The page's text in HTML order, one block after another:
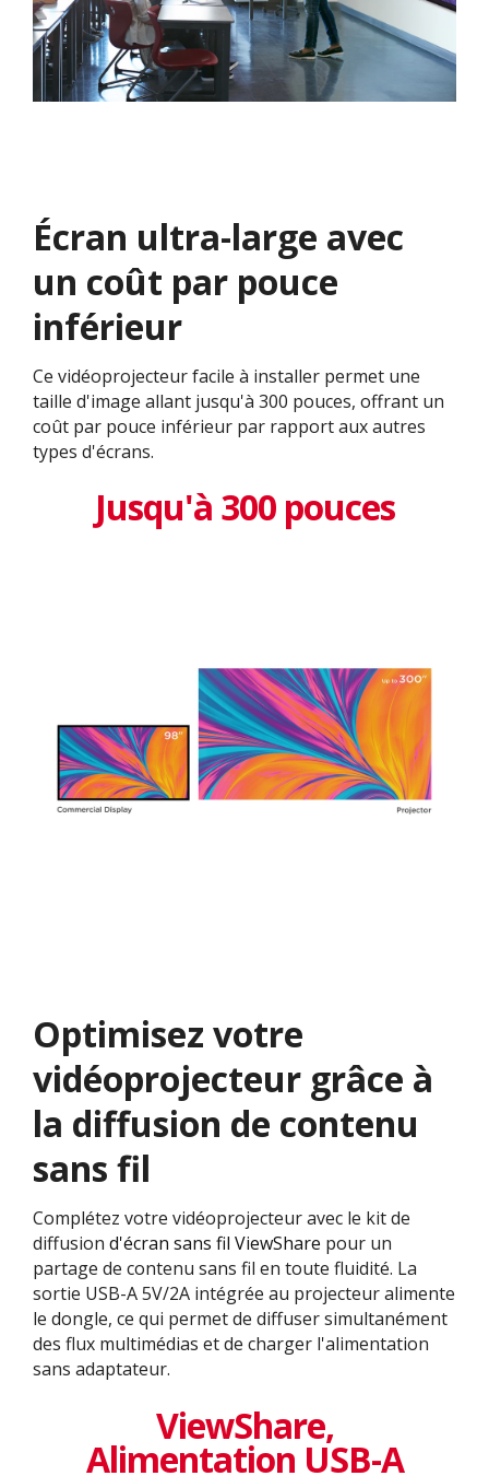
Écran ultra-large avec
un coût par pouce
inférieur
Ce vidéoprojecteur facile à installer permet une
taille d'image allant jusqu'à 300 pouces, offrant un
coût par pouce inférieur par rapport aux autres
types d'écrans.
Jusqu'à 300 pouces
Optimisez votre
vidéoprojecteur grâce à
la diffusion de contenu
sans fil
Complétez votre vidéoprojecteur avec le kit de
diffusion d'écran sans fil ViewShare pour un
partage de contenu sans fil en toute fluidité. La
sortie USB-A 5V/2A intégrée au projecteur alimente
le dongle, ce qui permet de diffuser simultanément
des flux multimédias et de charger l'alimentation
sans adaptateur.
ViewShare​,
Alimentation USB-A